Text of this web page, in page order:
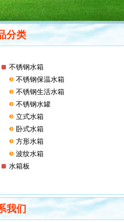
类
不锈钢水箱
不锈钢保温水箱
不锈钢生活水箱
不锈钢水罐
立式水箱
卧式水箱
方形水箱
波纹水箱
水箱板
们